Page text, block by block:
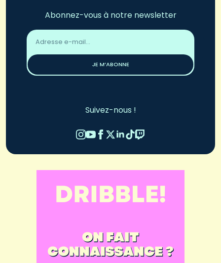
Abonnez-vous à notre newsletter
Adresse
email
JE M’ABONNE
Suivez-nous !